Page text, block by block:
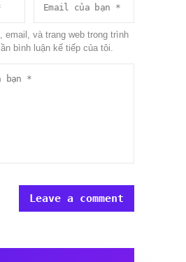
email, và trang web trong trình
bình luận kế tiếp của tôi.